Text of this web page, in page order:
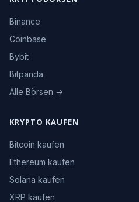
Binance
Coinbase
Bybit
Bitpanda
Alle Börsen →
KRYPTO KAUFEN
Bitcoin kaufen
Ethereum kaufen
Solana kaufen
XRP kaufen